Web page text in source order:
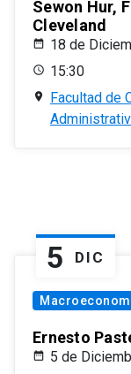
Sewon Hur,
Cleveland
18 de
15:30
Facultad de
5 DIC
Ernesto
5 de